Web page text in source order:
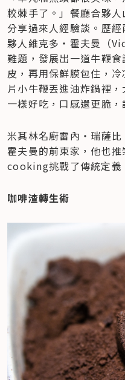
較棘手了。」餐廳合夥
分享過來人經驗談。歷
夥人維克多‧霍夫曼（
難題，發展出一道牛鞭
皮，再用保鮮膜包住，
片小牛鞭丟進油炸鍋裡
一樣好吃，口感還更脆
米其林名廚雷內‧瑞薩
霍夫曼的前東家，他也
cooking挑戰了傳統定義
咖啡渣轉生術